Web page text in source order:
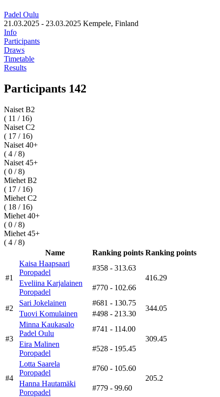
Padel Oulu
21.03.2025 - 23.03.2025 Kempele, Finland
Info
Participants
Draws
Timetable
Results
Participants 142
Naiset B2
( 11 / 16)
Naiset C2
( 17 / 16)
Naiset 40+
( 4 / 8)
Naiset 45+
( 0 / 8)
Miehet B2
( 17 / 16)
Miehet C2
( 18 / 16)
Miehet 40+
( 0 / 8)
Miehet 45+
( 4 / 8)
Name
Ranking points Ranking points
#1
Kaisa Haapsaari
Poropadel
#358 - 313.63
416.29
Eveliina Karjalainen
Poropadel
#770 - 102.66
#2
Sari Jokelainen #681 - 130.75
344.05
Tuovi Komulainen #498 - 213.30
#3
Minna Kaukasalo
Padel Oulu
#741 - 114.00
309.45
Eira Malinen
Poropadel
#528 - 195.45
#4
Lotta Saarela
Poropadel
#760 - 105.60
205.2
Hanna Hautamäki
Poropadel
#779 - 99.60